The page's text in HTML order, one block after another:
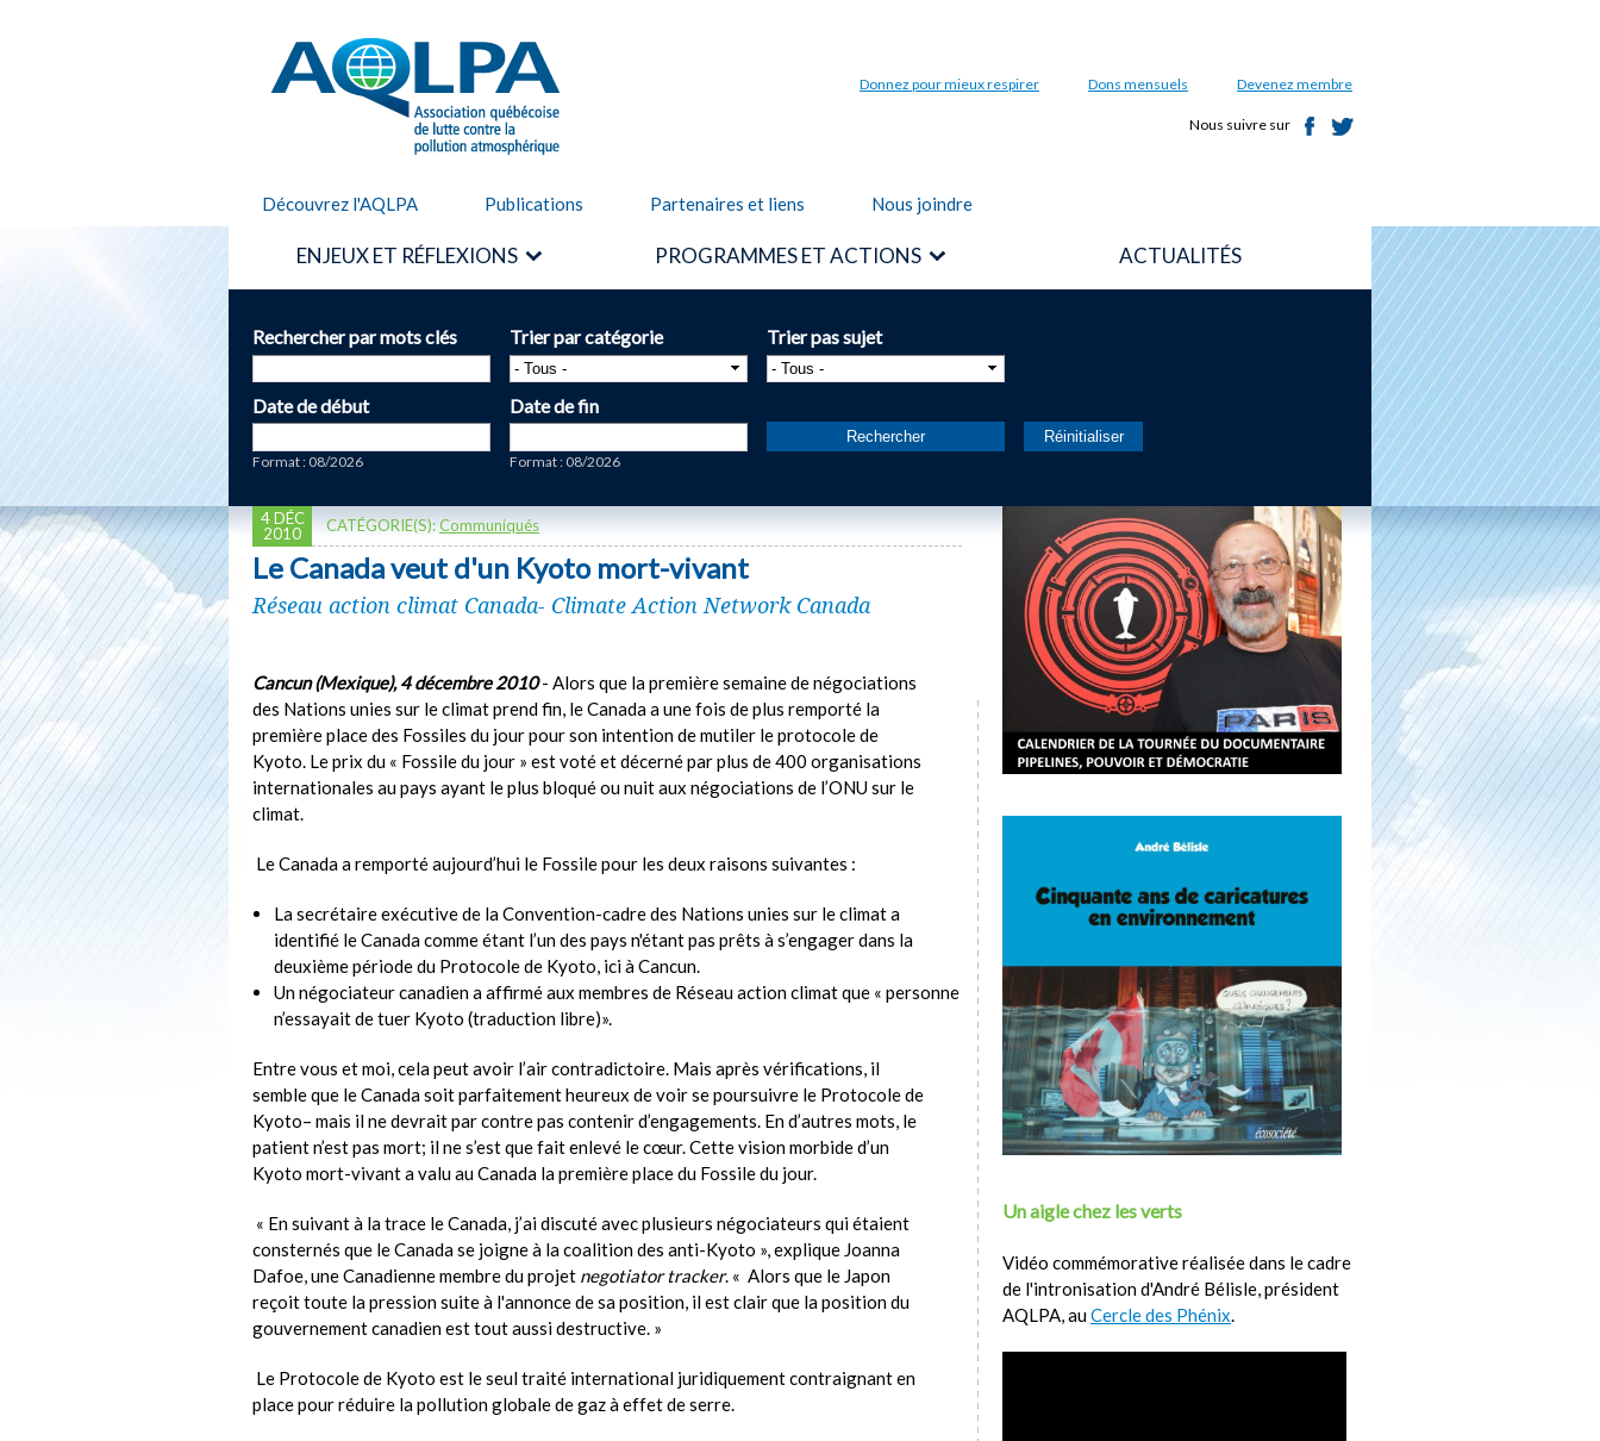
AQLPA Donnez pour mieux respirer Dons mensuels Devenez membre
Nous suivre sur
Découvrez l'AQLPA Publications Partenaires et liens Nous joindre
ENJEUX ET RÉFLEXIONS PROGRAMMES ET ACTIONS ACTUALITÉS
Rechercher par mots clés Trier par catégorie Trier pas sujet
Date de début
Format : 08/2026
Date de fin
Format : 08/2026
4 DÉC
2010
CATÉGORIE(S):Communiqués
Le Canada veut d'un Kyoto mort-vivant
Réseau action climat Canada- Climate Action Network Canada
Cancun (Mexique), 4 décembre 2010- Alors que la première semaine de négociations
des Nations unies sur le climat prend fin, le Canada a une fois de plus remporté la
première place des Fossiles du jour pour son intention de mutiler le protocole de
Kyoto. Le prix du « Fossile du jour » est voté et décerné par plus de 400 organisations
internationales au pays ayant le plus bloqué ou nuit aux négociations de l’ONU sur le
climat.
Le Canada a remporté aujourd’hui le Fossile pour les deux raisons suivantes :
La secrétaire exécutive de la Convention-cadre des Nations unies sur le climat a
identifié le Canada comme étant l’un des pays n'étant pas prêts à s’engager dans la
deuxième période du Protocole de Kyoto, ici à Cancun.
Un négociateur canadien a affirmé aux membres de Réseau action climat que « personne
n’essayait de tuer Kyoto (traduction libre)».
Entre vous et moi, cela peut avoir l’air contradictoire. Mais après vérifications, il
semble que le Canada soit parfaitement heureux de voir se poursuivre le Protocole de
Kyoto– mais il ne devrait par contre pas contenir d’engagements. En d’autres mots, le
patient n’est pas mort; il ne s’est que fait enlevé le cœur. Cette vision morbide d’un
Kyoto mort-vivant a valu au Canada la première place du Fossile du jour.
« En suivant à la trace le Canada, j’ai discuté avec plusieurs négociateurs qui étaient
consternés que le Canada se joigne à la coalition des anti-Kyoto », explique Joanna
Dafoe, une Canadienne membre du projet negotiator tracker. « Alors que le Japon
reçoit toute la pression suite à l'annonce de sa position, il est clair que la position du
gouvernement canadien est tout aussi destructive. »
Le Protocole de Kyoto est le seul traité international juridiquement contraignant en
place pour réduire la pollution globale de gaz à effet de serre.
Un aigle chez les verts
Vidéo commémorative réalisée dans le cadre
de l'intronisation d'André Bélisle, président
AQLPA, auCercle des Phénix.